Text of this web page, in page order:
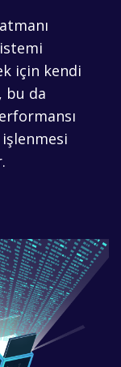
için kendi
bu da